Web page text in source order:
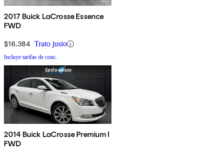
2017 Buick LaCrosse Essence
FWD
$16,384 Trato justo
Incluye tarifas de conc.
2014 Buick LaCrosse Premium I
FWD